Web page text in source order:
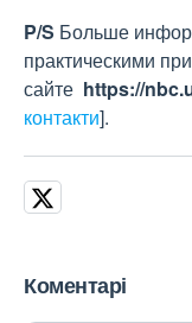
P/S Больше
практическими
сайте https://nbc.
контакти].
Коментарі